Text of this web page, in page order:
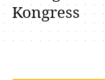
Kongress